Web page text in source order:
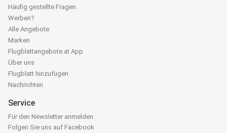
Häufig gestellte Fragen
Werben?
Alle Angebote
Marken
Flugblattangebote.at App
Über uns
Flugblatt hinzufügen
Nachrichten
Service
Für den Newsletter anmelden
Folgen Sie uns auf Facebook